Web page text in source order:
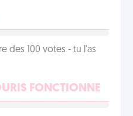
des 100 votes - tu l'as
FONCTIONNE